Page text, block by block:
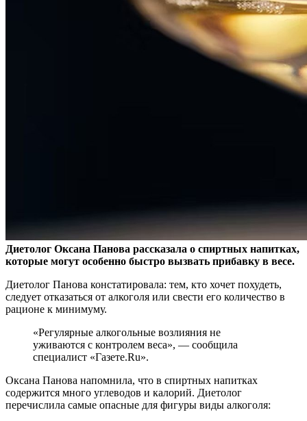
Диетолог Оксана Панова рассказала о спиртных напитках,
которые могут особенно быстро вызвать прибавку в весе.
Диетолог Панова констатировала: тем, кто хочет похудеть,
следует отказаться от алкоголя или свести его количество в
рационе к минимуму.
«Регулярные алкогольные возлияния не
уживаются с контролем веса», — сообщила
специалист «Газете.Ru».
Оксана Панова напомнила, что в спиртных напитках
содержится много углеводов и калорий. Диетолог
перечислила самые опасные для фигуры виды алкоголя: